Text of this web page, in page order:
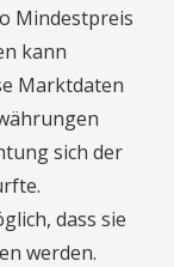
Mindestpreis
kann
Marktdaten
sich der
dass sie
werden.